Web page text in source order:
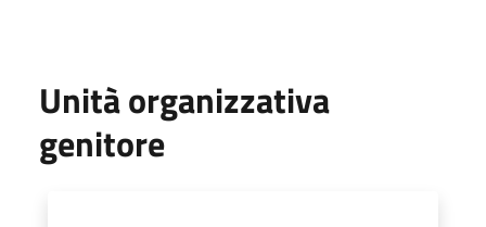
Unità organizzativa
genitore